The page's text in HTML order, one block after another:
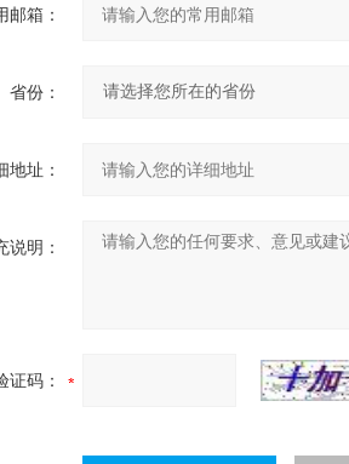
邮箱：
省份：
地址：
说明：
证码：